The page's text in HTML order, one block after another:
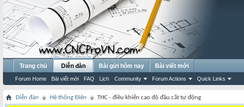
Trang chủ Diễn đàn
Forum Home Bài viết mới FAQ Lịch Community Forum Actions Quick Links
Bài gửi hôm nay Bài viết mới
Diễn đàn Hệ thống Điện THC - điều khiển cao độ đầu cắt tự động